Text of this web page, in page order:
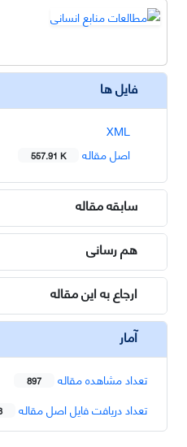
فایل ها
XML
اصل مقاله
557.91 K
سابقه مقاله
هم رسانی
ارجاع به این مقاله
آمار
تعداد مشاهده مقاله 897
تعداد دریافت فایل اصل مقاله